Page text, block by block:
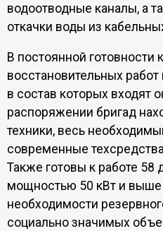
водоотводные каналы, а
откачки воды из
В постоянной
восстановительных
в состав которых входят
распоряжении бригад
техники, весь
современные
Также готовы к работе 58
мощностью 50 кВт и выше
необходимости
социально значимых